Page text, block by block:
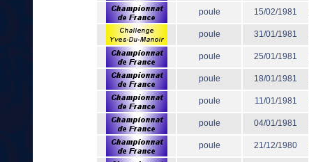
poule 15/02/1981
poule 31/01/1981
poule 25/01/1981
poule 18/01/1981
poule 11/01/1981
poule 04/01/1981
poule 21/12/1980